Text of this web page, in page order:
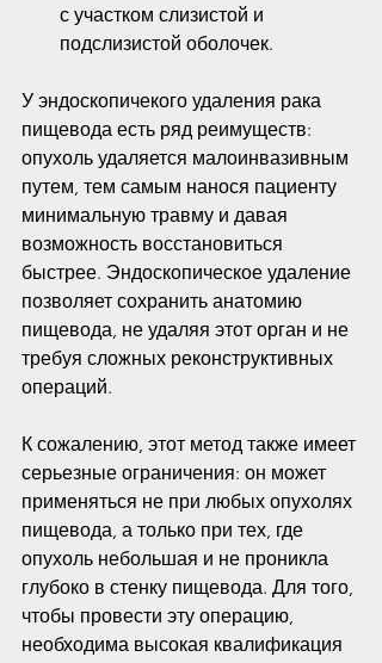
с участком слизистой и
подслизистой оболочек.
У эндоскопичекого удаления рака
пищевода есть ряд реимуществ:
опухоль удаляется малоинвазивным
путем, тем самым нанося пациенту
минимальную травму и давая
возможность восстановиться
быстрее. Эндоскопическое удаление
позволяет сохранить анатомию
пищевода, не удаляя этот орган и не
требуя сложных реконструктивных
операций.
К сожалению, этот метод также имеет
серьезные ограничения: он может
применяться не при любых опухолях
пищевода, а только при тех, где
опухоль небольшая и не проникла
глубоко в стенку пищевода. Для того,
чтобы провести эту операцию,
необходима высокая квалификация